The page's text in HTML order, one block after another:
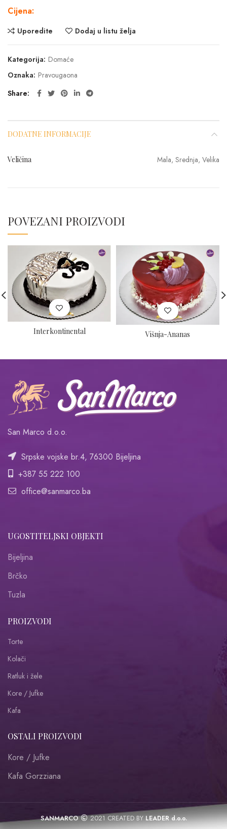
Cijena:
Uporedite Dodaj u listu želja
Kategorija: Domaće
Oznaka: Pravougaona
Share
DODATNE INFORMACIJE
Veličina Mala, Srednja, Velika
POVEZANI PROIZVODI
Interkontinental Višnja-Ananas
San Marco d.o.o.
Srpske vojske br.4, 76300 Bijeljina
+387 55 222 100
office@sanmarco.ba
UGOSTITELJSKI OBJEKTI
Bijeljina
Brčko
Tuzla
PROIZVODI
Torte
Kolači
Ratluk i žele
Kore / Jufke
Kafa
OSTALI PROIZVODI
Kore / Jufke
Kafa Gorzziana
SANMARCO 2021 CREATED BYLEADER d.o.o.